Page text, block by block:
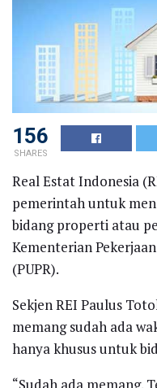
156
SHARES
Real Estat Indonesia
pemerintah untuk
bidang properti atau
Kementerian
(PUPR).
Sekjen REI Paulus
memang sudah ada
hanya khusus untuk
“Sudah ada memang.